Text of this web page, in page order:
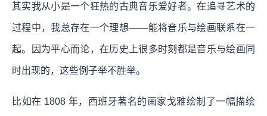
其实我从小是一个狂热的古典音乐爱好者。在追寻艺术的
过程中，我总存在一个理想——能将音乐与绘画联系在一
起。因为平心而论，在历史上很多时刻都是音乐与绘画同
时出现的，这些例子举不胜举。
比如在 1808 年，西班牙著名的画家戈雅绘制了一幅描绘